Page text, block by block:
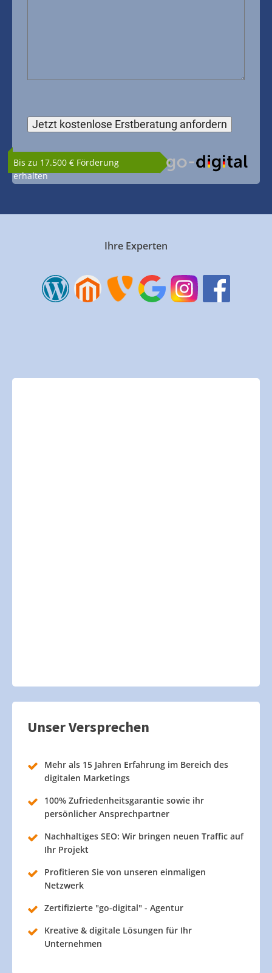
Bis zu 17.500 € Förderung
erhalten
Ihre Experten
Unser Versprechen
Mehr als 15 Jahren Erfahrung im Bereich des
digitalen Marketings
100% Zufriedenheitsgarantie sowie ihr
persönlicher Ansprechpartner
Nachhaltiges SEO: Wir bringen neuen Traffic auf
Ihr Projekt
Profitieren Sie von unseren einmaligen
Netzwerk
Zertifizierte "go-digital" - Agentur
Kreative & digitale Lösungen für Ihr
Unternehmen